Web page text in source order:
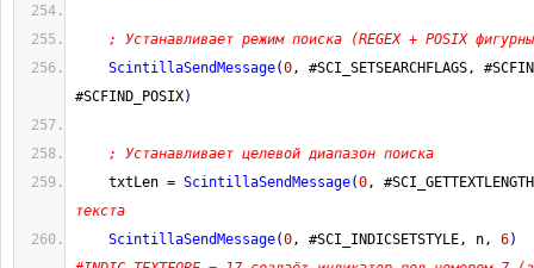
; Устанавливает режим поиска (REGEX + POSIX
ScintillaSendMessage(0, #SCI_SETSEARCHFLAGS,
#SCFIND_POSIX)
; Устанавливает целевой диапазон поиска
txtLen = ScintillaSendMessage(0, #SCI_GETTEXTLENGTH
текста
ScintillaSendMessage(0, #SCI_INDICSETSTYLE, n, 6)